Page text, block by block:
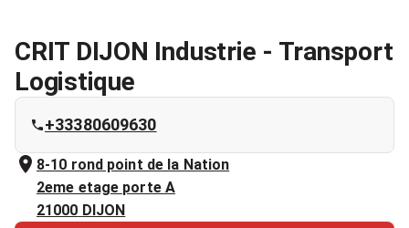
CRIT DIJON Industrie - Transport
Logistique
+33380609630
8-10 rond point de la Nation
2eme etage porte A
21000 DIJON